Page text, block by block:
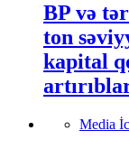
BP və
ton
kapital
Media